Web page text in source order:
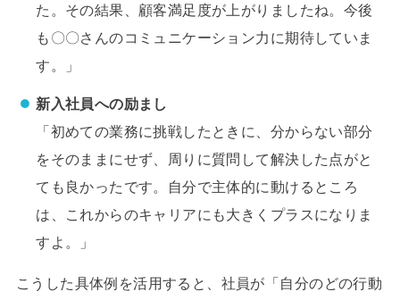
た。その結果、顧客満足度が上がりましたね。今後
も〇〇さんのコミュニケーション力に期待していま
す。」
新入社員への励まし
「初めての業務に挑戦したときに、分からない部分
をそのままにせず、周りに質問して解決した点がと
ても良かったです。自分で主体的に動けるところ
は、これからのキャリアにも大きくプラスになりま
すよ。」
こうした具体例を活用すると、社員が「自分のどの行動